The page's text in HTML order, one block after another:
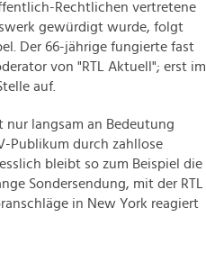
Rechtlichen vertretene
gewürdigt wurde, folgt
Der 66-jährige fungierte fast
von "RTL Aktuell"; erst im
auf.
nur langsam an Bedeutung
Publikum durch zahllose
bleibt so zum Beispiel die
Sondersendung, mit der RTL
in New York reagiert